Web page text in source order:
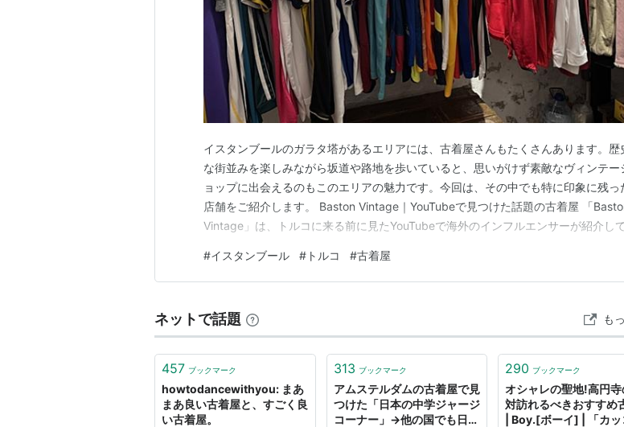
イスタンブールのガラタ塔があるエリアには、古着屋さんもたくさんあります。歴
な街並みを楽しみながら坂道や路地を歩いていると、思いがけず素敵なヴィンテー
ョップに出会えるのもこのエリアの魅力です。今回は、その中でも特に印象に残っ
店舗をご紹介します。 Baston Vintage｜YouTubeで見つけた話題の古着屋 「
Vintage」は、トルコに来る前に見たYouTubeで海外のインフルエンサーが紹介し
Baston Vintage 店内は地上階と2階に分かれていて、地上階には主に男性サイズのア
イ…
#イスタンブール # トルコ #古着屋
ネットで話題 も
457 ブックマーク
howtodancewithyou: まあ
まあ良い古着屋と、すごく良
い古着屋。
313 ブックマーク
アムステルダムの古着屋で見
つけた「日本の中学ジャージ
コーナー」→他の国でも日本
290 ブックマーク
オシャレの聖地!高円寺
対訪れるべきおすすめ
| Boy.[ボーイ] | 「カッ